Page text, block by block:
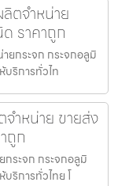
ตจำหน่าย
ราคาถูก
ยกระจก กระจกอลูมิ
บริการทั่วไท
จำหน่าย ขายส่ง
ถูก
กระจก กระจกอลูมิ
ริการทั่วไทย โ